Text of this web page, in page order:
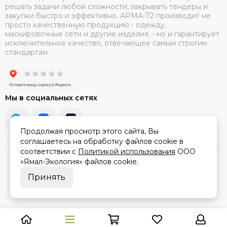
решать задачи любой сложности, закрывать тендеры и
закупки быстро и эффективно. АРМА-72 производит не
просто качественную продукцию - одежду,
маскировочные сети и другие изделия, - но и гарантирует
исключительное качество, отвечающее самым строгим
стандартам.
Мы в социальных сетях
2026 © АРМА-72 - военное снаряжение и экипировка оптом и в
Продолжая просмотр этого сайта, Вы
соглашаетесь на обработку файлов cookie в
соответствии с Политикой использования ООО
«Ямал-Экология» файлов cookie.
Принять